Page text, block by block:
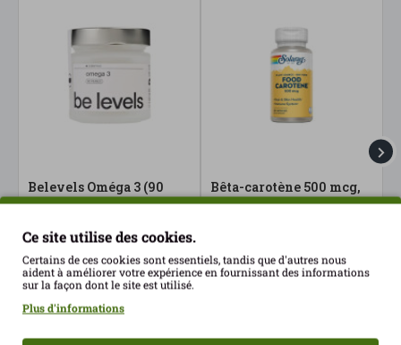
Belevels Oméga 3 (90
gélules)
Bêta-carotène 500 mcg,
30 gélules Solaray
Ce site utilise des cookies.
Certains de ces cookies sont essentiels, tandis que d'autres nous
aident à améliorer votre expérience en fournissant des informations
sur la façon dont le site est utilisé.
Plus d'informations